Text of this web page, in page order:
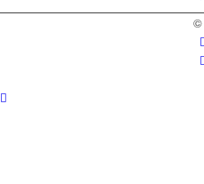
©